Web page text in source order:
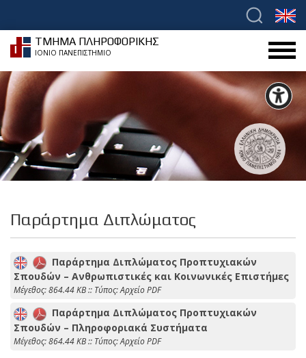
ΤΜΗΜΑ ΠΛΗΡΟΦΟΡΙΚΗΣ
ΙΟΝΙΟ ΠΑΝΕΠΙΣΤΗΜΙΟ
Παράρτημα Διπλώματος
Παράρτημα Διπλώματος Προπτυχιακών
Σπουδών – Ανθρωπιστικές και Κοινωνικές Επιστήμες
Mέγεθος: 864.44 KB :: Τύπος: Αρχείο PDF
Παράρτημα Διπλώματος Προπτυχιακών
Σπουδών – Πληροφοριακά Συστήματα
Mέγεθος: 864.44 KB :: Τύπος: Αρχείο PDF